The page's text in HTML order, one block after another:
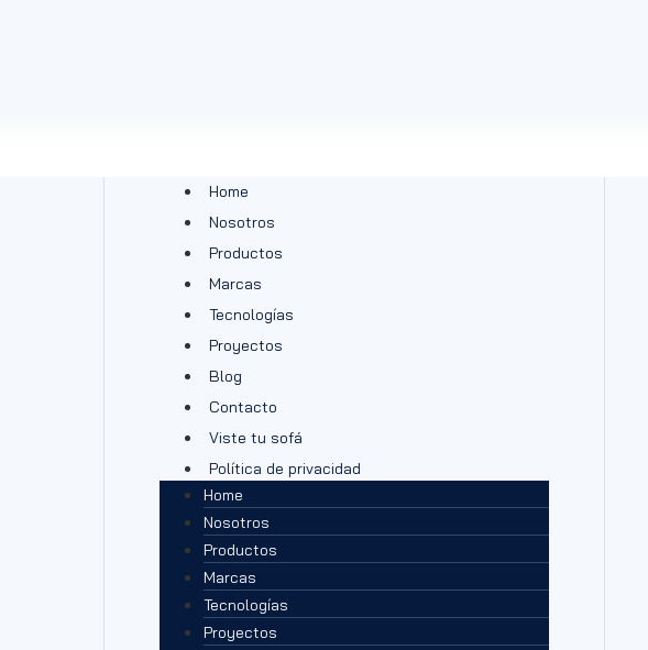
Home
Nosotros
Productos
Marcas
Tecnologías
Proyectos
Blog
Contacto
Viste tu sofá
Política de privacidad
Home
Nosotros
Productos
Marcas
Tecnologías
Proyectos